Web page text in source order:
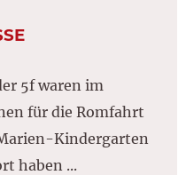
V
5f waren im
für die Romfahrt
Kindergarten
haben ...